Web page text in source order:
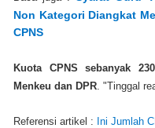
Non Kategori Diangkat
CPNS
Kuota CPNS sebanyak
Menkeu dan DPR . "Tinggal
Referensi artikel : Ini Jumlah